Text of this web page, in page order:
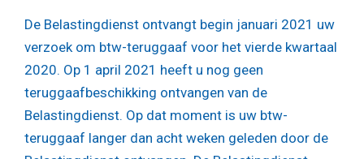
De Belastingdienst ontvangt begin januari 2021 uw
verzoek om btw-teruggaaf voor het vierde kwartaal
2020. Op 1 april 2021 heeft u nog geen
teruggaafbeschikking ontvangen van de
Belastingdienst. Op dat moment is uw btw-
teruggaaf langer dan acht weken geleden door de